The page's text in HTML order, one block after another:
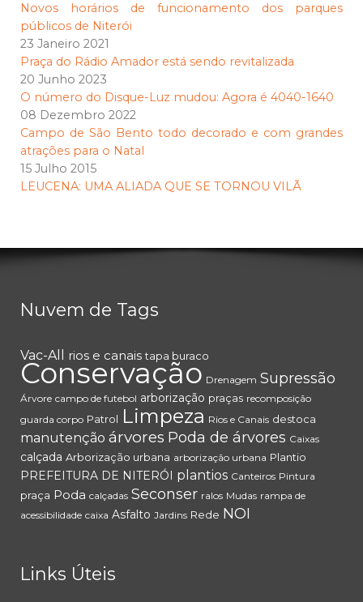
Novos horários de funcionamento dos parques
públicos de Niterói
23 Janeiro 2021
Praça do Rádio Amador está sendo revitalizada
20 Junho 2023
O número do Disque-Luz mudou: Agora é 4040-1640
08 Dezembro 2022
Campo de São Bento todo decorado e com grandes
atrações para o Natal
15 Julho 2015
LEUCENA: UMA ALIADA QUE SE TORNOU VILÃ
Nuvem de Tags
Vac-All rios e canais tapa buraco
Conservação Drenagem Supressão
Árvore campo de futebol arborização praças recomposição
guarda corpo Patrol Limpeza Rios e Canais destoca
manutenção árvores Poda de árvores Caixas
calçada Arborização urbana arborização urbana Plantio
PREFEITURA DE NITERÓI plantios Canteiros Pintura
praça Poda calçadas Seconser ralos Mudas rampa de
acessibilidade caixa Asfalto Jardins Rede NOI
Links Úteis